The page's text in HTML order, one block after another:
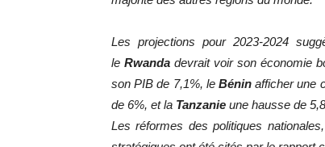
Les projections pour 2023-2024
leRwandadevrait voir son économie
son PIB de 7,1%, le Béninafficher une
de 6%, et la Tanzanie une hausse de
Les réformes des politiques